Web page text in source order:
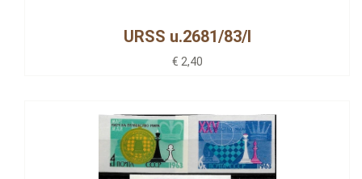
URSS u.2681/83/I
€ 2,40